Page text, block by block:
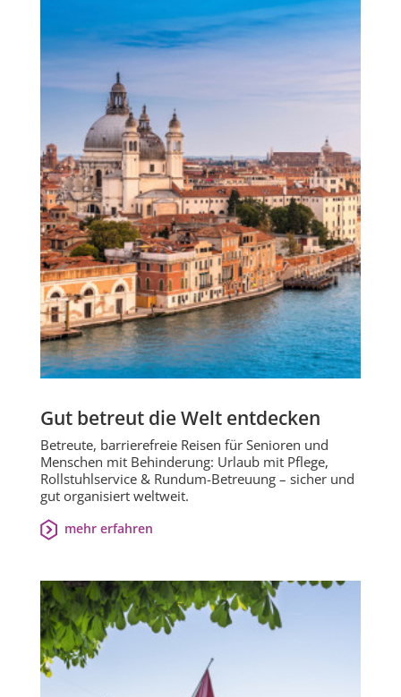
Gut betreut die Welt entdecken
Betreute, barrierefreie Reisen für Senioren und
Menschen mit Behinderung: Urlaub mit Pflege,
Rollstuhlservice & Rundum-Betreuung – sicher und
gut organisiert weltweit.
mehr erfahren